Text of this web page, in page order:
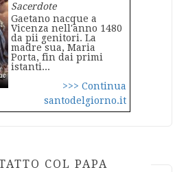
Sacerdote
Gaetano nacque a
Vicenza nell'anno 1480
da pii genitori. La
madre sua, Maria
Porta, fin dai primi
istanti...
>>> Continua
santodelgiorno.it
COL PAPA